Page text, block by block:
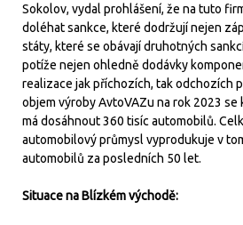
Sokolov, vydal prohlášení, že na tuto
doléhat sankce, které dodržují nejen
státy, které se obávají druhotných
potíže nejen ohledně dodávky
realizace jak příchozích, tak odchozích
objem výroby AvtoVAZu na rok 2023 se
má dosáhnout 360 tisíc automobilů.
automobilový průmysl vyprodukuje v
automobilů za posledních 50 let.
Situace na Blízkém východě: